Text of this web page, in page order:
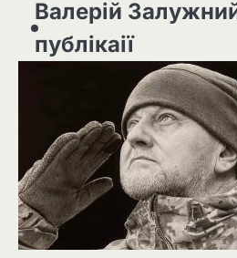
Валерій
публікаії